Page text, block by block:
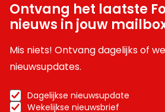
Ontvang het laatste
nieuws in jouw
Mis niets! Ontvang dagelijks of
nieuwsupdates.
Dagelijkse nieuwsupdate
Wekelijkse nieuwsbrief